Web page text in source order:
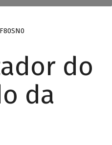
do
da